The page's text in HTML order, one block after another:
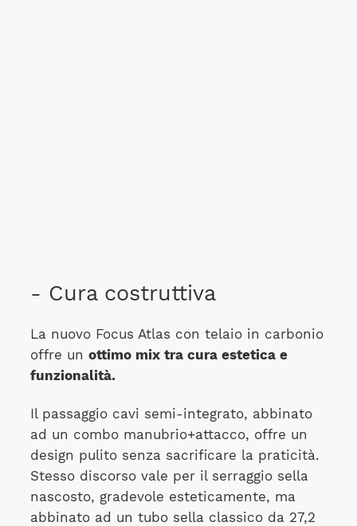
- Cura costruttiva
La nuovo Focus Atlas con telaio in carbonio
offre un ottimo mix tra cura estetica e
funzionalità.
Il passaggio cavi semi-integrato, abbinato
ad un combo manubrio+attacco, offre un
design pulito senza sacrificare la praticità.
Stesso discorso vale per il serraggio sella
nascosto, gradevole esteticamente, ma
abbinato ad un tubo sella classico da 27,2